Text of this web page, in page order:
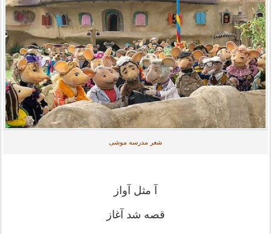
شعر مدرسه موشی
آ مثل آواز
قصه شد آغاز